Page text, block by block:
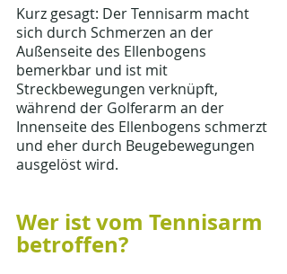
Kurz gesagt: Der Tennisarm macht
sich durch Schmerzen an der
Außenseite des Ellenbogens
bemerkbar und ist mit
Streckbewegungen verknüpft,
während der Golferarm an der
Innenseite des Ellenbogens schmerzt
und eher durch Beugebewegungen
ausgelöst wird.
Wer ist vom Tennisarm
betroffen?